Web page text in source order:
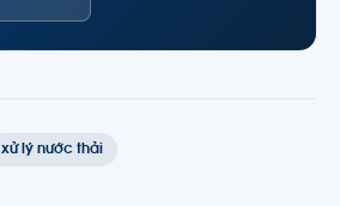
xử lý nước thải